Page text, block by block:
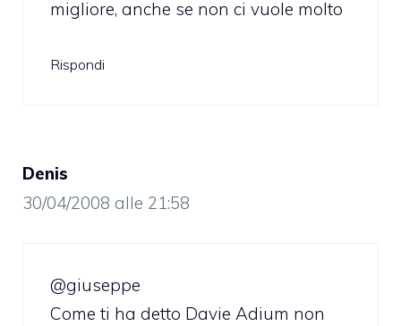
migliore, anche se non ci vuole molto
Rispondi
Denis
30/04/2008 alle 21:58
@giuseppe
Come ti ha detto Davie Adium non